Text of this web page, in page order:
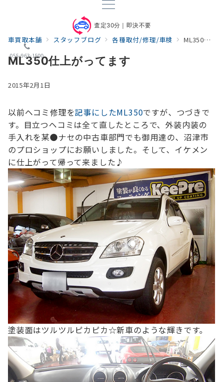
査定30分｜即決不要
055-963-1500
車買取本舗 スタッフブログ 各種取付/修理/車検 ML350仕上がってます
ML350仕上がってます
2015年2月1日
以前ヘコミ修理を記事にしたML350ですが、つづきで
す。 目立つヘコミは全て直したところで、外装内装の
手入れを某●ナセの中古車部門でも御用達の、沼津市
のプロショップにお願いしました。 そして、イケメン
に仕上がって帰って来ました♪
塗装面はツルツルピカピカ☆新車のような輝きです。